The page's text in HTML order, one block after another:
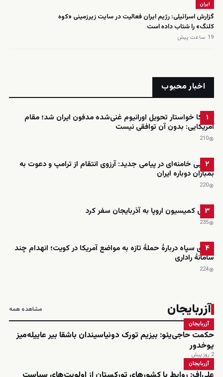
ایران
گزارش اسرائیلی: رژیم ایران فعالیت در سایت زیرزمینی «کوه
کلنگ» را شتاب داده است
19 ساعت پیش
اخبار محبوب
۱
آمریکا خواستار تحویل اورانیوم غنی‌شده مدفون ایران شد؛ مقام
آمریکایی: بدون آن توافقی نیست
210
۲
مجتبی خامنه‌ای در پیامی جدید: آرزوی انتقام از ترامپ و دعوت به
بمباران دوباره ایران
220
۳
رئیس کمیسیون اروپا به آذربایجان سفر کرد
235
۴
ادعای سپاه دربارهٔ حملهٔ تازه به مواضع آمریکا در کویت؛ انهدام چند
سامانهٔ راداری
224
آزربایجان مشاهده همه
آزربایجان
حکمت حاجی‌یئو: بیزیم تورک دونیاسیندان باشقا بیر عاییله‌میز
یوخدور
2 روز پیش
آزربایجان